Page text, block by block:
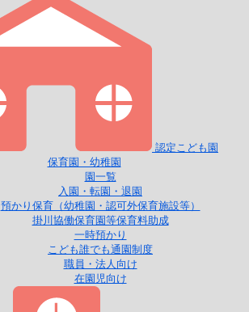
認定こども園
保育園・幼稚園
園一覧
入園・転園・退園
預かり保育（幼稚園・認可外保育施設等）
掛川協働保育園等保育料助成
一時預かり
こども誰でも通園制度
職員・法人向け
在園児向け